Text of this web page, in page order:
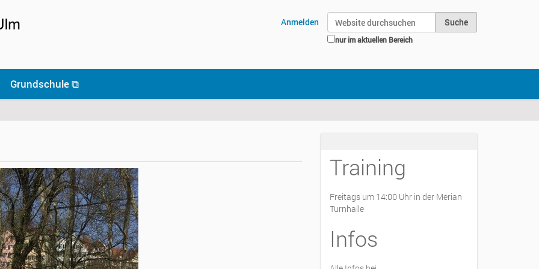
Website durchsuchen
nur im aktuellen Bereich
Anmelden
Grundschule ⧉
Training
Freitags um 14:00 Uhr in der Merian
Turnhalle
Infos